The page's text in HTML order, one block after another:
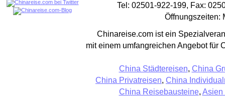
Tel: 02501-922-199, Fax:
Öffnungszeiten:
Chinareise.com ist ein
mit einem umfangreichen Angebot für
China Städtereisen, China
China Privatreisen, China
China Reisebausteine, Asien